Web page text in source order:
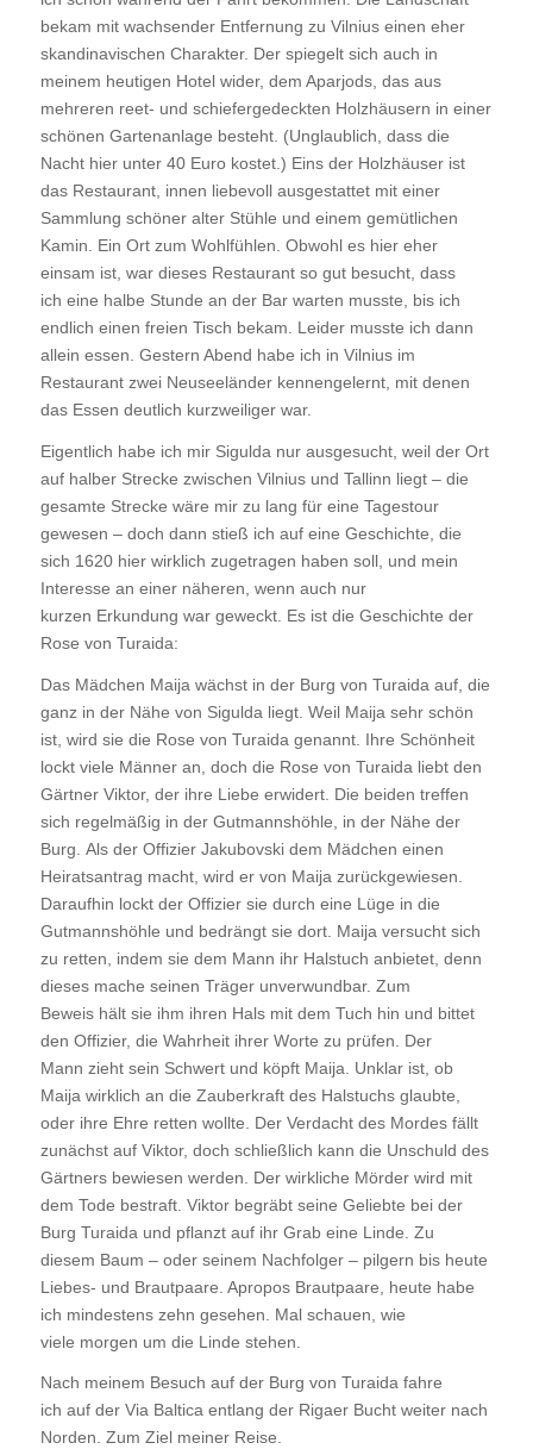
bekam mit wachsender Entfernung zu Vilnius einen eher
skandinavischen Charakter. Der spiegelt sich auch in
meinem heutigen Hotel wider, dem Aparjods, das aus
mehreren reet- und schiefergedeckten Holzhäusern in einer
schönen Gartenanlage besteht. (Unglaublich, dass die
Nacht hier unter 40 Euro kostet.) Eins der Holzhäuser ist
das Restaurant, innen liebevoll ausgestattet mit einer
Sammlung schöner alter Stühle und einem gemütlichen
Kamin. Ein Ort zum Wohlfühlen. Obwohl es hier eher
einsam ist, war dieses Restaurant so gut besucht, dass
ich eine halbe Stunde an der Bar warten musste, bis ich
endlich einen freien Tisch bekam. Leider musste ich dann
allein essen. Gestern Abend habe ich in Vilnius im
Restaurant zwei Neuseeländer kennengelernt, mit denen
das Essen deutlich kurzweiliger war.
Eigentlich habe ich mir Sigulda nur ausgesucht, weil der Ort
auf halber Strecke zwischen Vilnius und Tallinn liegt – die
gesamte Strecke wäre mir zu lang für eine Tagestour
gewesen – doch dann stieß ich auf eine Geschichte, die
sich 1620 hier wirklich zugetragen haben soll, und mein
Interesse an einer näheren, wenn auch nur
kurzen Erkundung war geweckt. Es ist die Geschichte der
Rose von Turaida:
Das Mädchen Maija wächst in der Burg von Turaida auf, die
ganz in der Nähe von Sigulda liegt. Weil Maija sehr schön
ist, wird sie die Rose von Turaida genannt. Ihre Schönheit
lockt viele Männer an, doch die Rose von Turaida liebt den
Gärtner Viktor, der ihre Liebe erwidert. Die beiden treffen
sich regelmäßig in der Gutmannshöhle, in der Nähe der
Burg. Als der Offizier Jakubovski dem Mädchen einen
Heiratsantrag macht, wird er von Maija zurückgewiesen.
Daraufhin lockt der Offizier sie durch eine Lüge in die
Gutmannshöhle und bedrängt sie dort. Maija versucht sich
zu retten, indem sie dem Mann ihr Halstuch anbietet, denn
dieses mache seinen Träger unverwundbar. Zum
Beweis hält sie ihm ihren Hals mit dem Tuch hin und bittet
den Offizier, die Wahrheit ihrer Worte zu prüfen. Der
Mann zieht sein Schwert und köpft Maija. Unklar ist, ob
Maija wirklich an die Zauberkraft des Halstuchs glaubte,
oder ihre Ehre retten wollte. Der Verdacht des Mordes fällt
zunächst auf Viktor, doch schließlich kann die Unschuld des
Gärtners bewiesen werden. Der wirkliche Mörder wird mit
dem Tode bestraft. Viktor begräbt seine Geliebte bei der
Burg Turaida und pflanzt auf ihr Grab eine Linde. Zu
diesem Baum – oder seinem Nachfolger – pilgern bis heute
Liebes- und Brautpaare. Apropos Brautpaare, heute habe
ich mindestens zehn gesehen. Mal schauen, wie
viele morgen um die Linde stehen.
Nach meinem Besuch auf der Burg von Turaida fahre
ich auf der Via Baltica entlang der Rigaer Bucht weiter nach
Norden. Zum Ziel meiner Reise.